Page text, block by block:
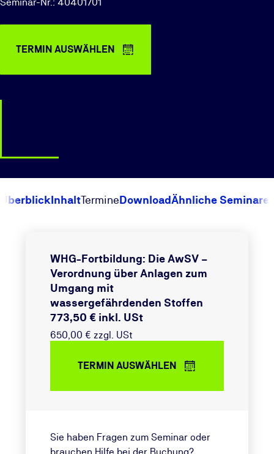
TERMIN AUSWÄHLEN
ÜberblickInhaltTermineDownloadÄhnliche Seminare
WHG-Fortbildung: Die AwSV –
Verordnung über Anlagen zum
Umgang mit
wassergefährdenden Stoffen
773,50 € inkl. USt
650,00 € zzgl. USt
TERMIN AUSWÄHLEN
Sie haben Fragen zum Seminar oder